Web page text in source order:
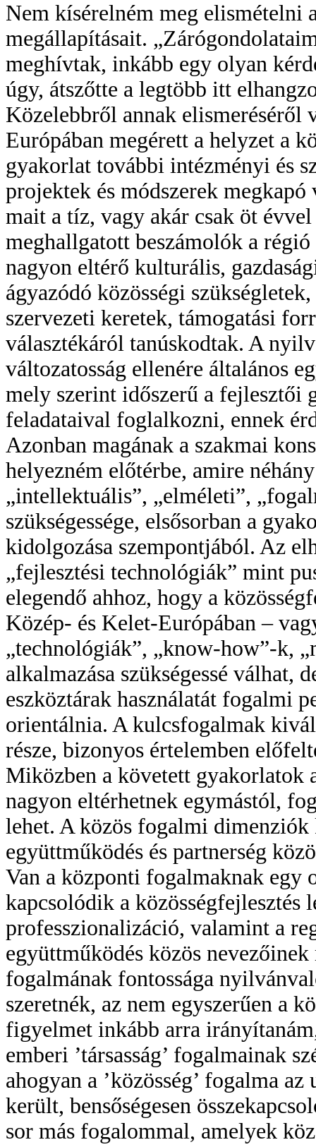
Nem kísérelném meg elismételni
megállapításait.
meghívtak, inkább egy olyan
úgy, átszőtte a legtöbb itt
Közelebbről annak elismeréséről
Európában megérett a helyzet a
gyakorlat további intézményi és
projektek és módszerek
mait a tíz, vagy akár csak öt
meghallgatott beszámolók a
nagyon eltérő kulturális,
ágyazódó közösségi
szervezeti keretek, támogatási
választékáról tanúskodtak. A
változatosság ellenére általános
mely szerint időszerű a fejlesztői
feladataival foglalkozni, ennek
Azonban magának a szakmai
helyezném előtérbe, amire
„intellektuális”, „elméleti”,
szükségessége, elsősorban a
kidolgozása szempontjából. Az
„fejlesztési technológiák” mint
elegendő ahhoz, hogy a
Közép- és Kelet-Európában –
„technológiák”, „know-how”-k,
alkalmazása szükségessé válhat,
eszköztárak használatát fogalmi
orientálnia. A kulcsfogalmak
része, bizonyos értelemben
Miközben a követett gyakorlatok
nagyon eltérhetnek egymástól,
lehet. A közös fogalmi
együttműködés és partnerség
Van a központi fogalmaknak egy
kapcsolódik a közösségfejlesztés
professzionalizáció, valamint a
együttműködés közös nevezőinek
fogalmának fontossága
szeretnék, az nem egyszerűen a
figyelmet inkább arra
emberi ’társasság’ fogalmainak
ahogyan a ’közösség’ fogalma
került, bensőségesen
sor más fogalommal, amelyek